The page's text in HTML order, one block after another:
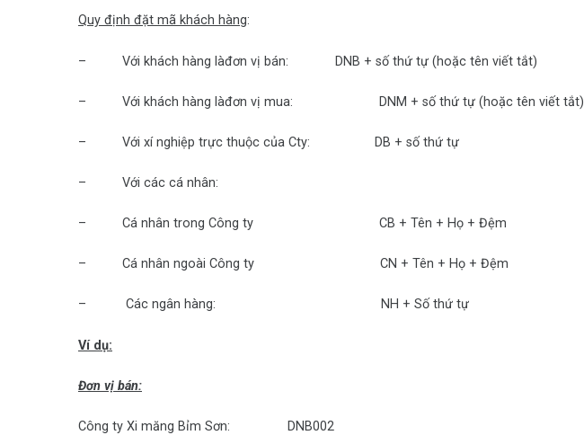
Quy định đặt mã khách hàng:
– Với khách hàng làđơn vị bán: DNB + số thứ tự (hoặc tên viết tắt)
– Với khách hàng làđơn vị mua: DNM + số thứ tự (hoặc tên viết tắt)
– Với xí nghiệp trực thuộc của Cty: DB + số thứ tự
– Với các cá nhân:
– Cá nhân trong Công ty CB + Tên + Họ + Đệm
– Cá nhân ngoài Công ty CN + Tên + Họ + Đệm
– Các ngân hàng: NH + Số thứ tự
Ví dụ:
Đơn vị bán:
Công ty Xi măng Bỉm Sơn: DNB002